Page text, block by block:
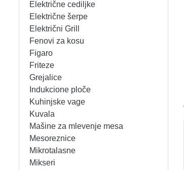
APARATI ZA VAKUUMIRANJE
BLENDERI
DEPILATORI I TRIMERI
ELEKTRIČNE CEDILJKE
ELEKTRIČNE ŠERPE
ELEKTRIČNI GRILL
DŽEZVE
EKSPRES LONCI
EMAJLIRANE ŠERPE
ETAŽERI
GARNITURE ESCAJGA
KALUPI ZA TORTE
Električne cediljke
Električne šerpe
Električni Grill
Fenovi za kosu
Figaro
Friteze
Grejalice
Indukcione ploče
Kuhinjske vage
Kuvala
Mašine za mlevenje mesa
Mesoreznice
Mikrotalasne
Mikseri